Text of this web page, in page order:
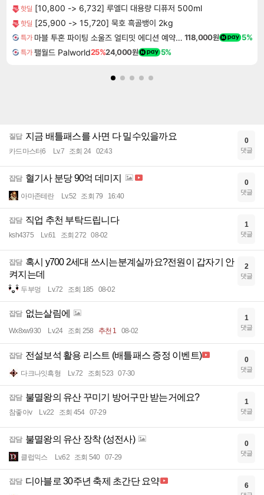
핫딜 [10,800 -> 6,732] 루엘디 대용량 디퓨저 500ml
핫딜 [25,900 -> 15,720] 묵호 흑골뱅이 2kg
특가 마블 투혼 파이팅 소울즈 얼티밋 에디션 예약구매 MARVEL Tokon Fighting Souls Ultimate Edition Pre-Purchase 118,000원 5%
특가 팰월드 Palworld25%24,000원 5%
질답 지금 배틀패스를 사면 다 밀수있을까요
카드마스터6 Lv.7 조회 24 02:43
0
댓글
잡담 혈기사 분당 90억 데미지
아마존테란 Lv.52 조회 79 16:40
0
댓글
잡담 직업 추천 부탁드립니다
ksh4375 Lv.61 조회 272 08-02
1
댓글
잡담 혹시 y700 2세대 쓰시는분계실까요?전원이 갑자기 안
켜지는데
두부멍 Lv.72 조회 185 08-02
2
댓글
잡담 없는살림에
Wx8xw930 Lv.24 조회 258 추천 1 08-02
1
댓글
잡담 전설보석 활용 리스트 (배틀패스 증정 이벤트)
다크나잇흑형 Lv.72 조회 523 07-30
0
댓글
잡담 불멸왕의 유산 꾸미기 방어구만 받는거에요?
참좋아v Lv.22 조회 454 07-29
1
댓글
잡담 불멸왕의 유산 장착 (성전사)
클럽믹스 Lv.62 조회 540 07-29
0
댓글
잡담 디아블로 30주년 축제 초간단 요약 6